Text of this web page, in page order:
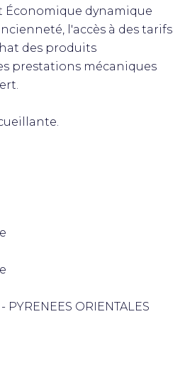
Économique dynamique
l'accès à des tarifs
des produits
prestations mécaniques
ORIENTALES